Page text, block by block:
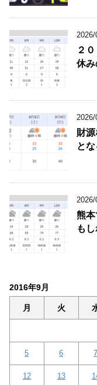
2026/
２
休み
2026/
財
とな
2026/
熊
も
2016年9月
月 火
5 6 7
12 13